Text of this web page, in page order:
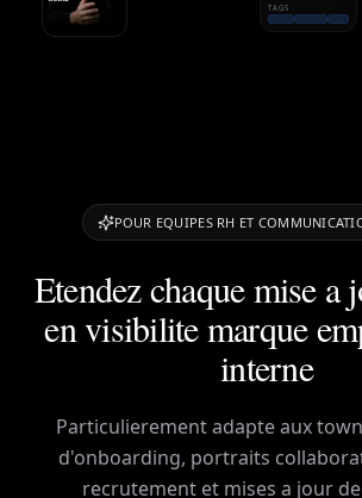
TAGS
POUR EQUIPES RH ET
Etendez chaque mise a
en visibilite marque
interne
Particulierement adapte aux
d'onboarding, portraits
recrutement et mises a jour